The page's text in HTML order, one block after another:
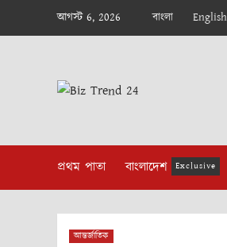
to
আগস্ট 6, 2026 বাংলা English
প্রথম পাতা বাংলাদেশ Exclusive
আন্তর্জাতিক